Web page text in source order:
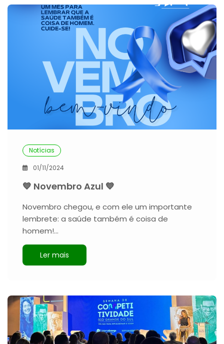
Notícias
01/11/2024
💙 Novembro Azul 💙
Novembro chegou, e com ele um importante
lembrete: a saúde também é coisa de
homem!…
Ler mais